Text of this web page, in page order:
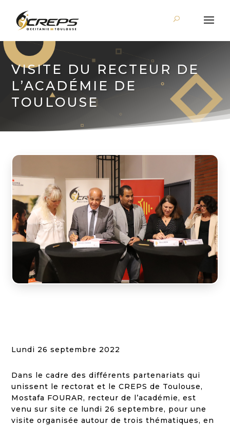
VISITE DU RECTEUR DE
L’ACADÉMIE DE
TOULOUSE
Lundi 26 septembre 2022
Dans le cadre des différents partenariats qui
unissent le rectorat et le CREPS de Toulouse,
Mostafa FOURAR, recteur de l’académie, est
venu sur site ce lundi 26 septembre, pour une
visite organisée autour de trois thématiques, en